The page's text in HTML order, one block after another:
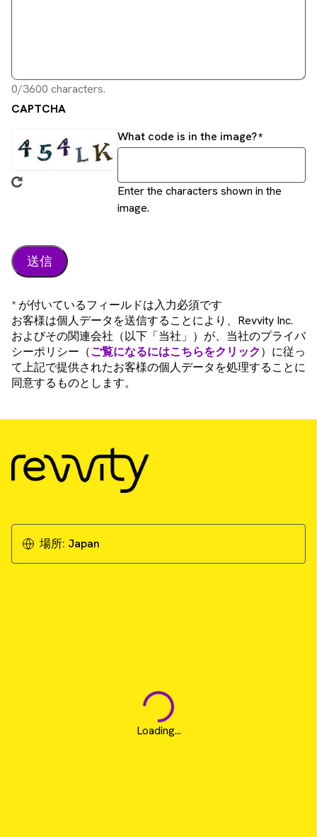
0/3600 characters.
CAPTCHA
What code is in the image?
Enter the characters shown in the
image.
* が付いているフィールドは入力必須です
お客様は個人データを送信することにより、Revvity Inc.
およびその関連会社（以下「当社」）が、当社のプライバ
シーポリシー（ご覧になるにはこちらをクリック）に従っ
て上記で提供されたお客様の個人データを処理することに
同意するものとします。
場所: Japan
Loading...